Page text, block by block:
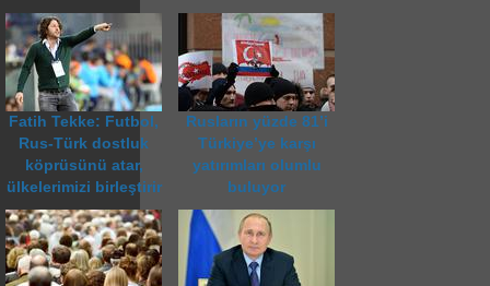
Fatih Tekke: Futbol,
Rus-Türk dostluk
köprüsünü atar,
ülkelerimizi birleştirir
Rusların yüzde 81’i
Türkiye’ye karşı
yatırımları olumlu
buluyor